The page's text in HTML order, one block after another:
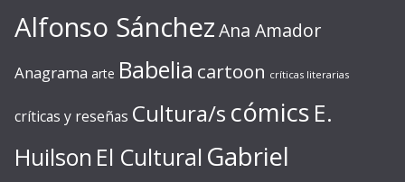
Alfonso SánchezAna Amador
Anagrama arte Babelia cartoon críticas literarias
críticas y reseñas Cultura/s cómics E.
Huilson El Cultural Gabriel